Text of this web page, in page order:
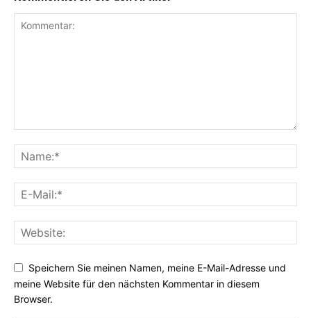
Speichern Sie meinen Namen, meine E-Mail-Adresse und
meine Website für den nächsten Kommentar in diesem
Browser.